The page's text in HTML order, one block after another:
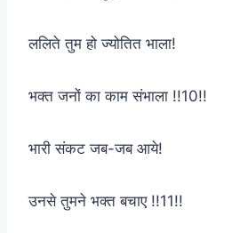
ललिते तुम हो ज्योतित भाला!
भक्त जनों का काम संभाला !!10!!
भारी संकट जब-जब आये!
उनसे तुमने भक्त बचाए !!11!!